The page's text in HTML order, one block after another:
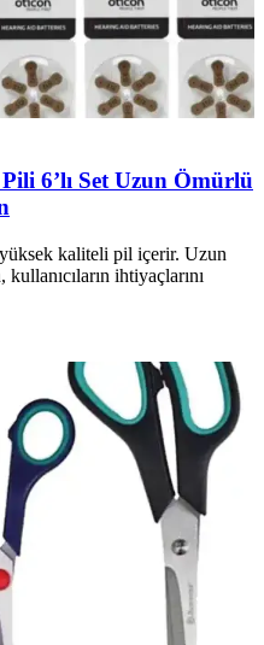
6’lı Set Uzun Ömürlü
kaliteli pil içerir. Uzun
ihtiyaçlarını